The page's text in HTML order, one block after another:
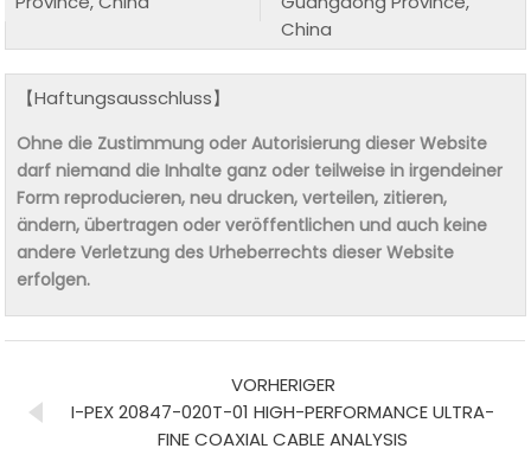
China
【Haftungsausschluss】
Ohne die Zustimmung oder Autorisierung dieser Website
darf niemand die Inhalte ganz oder teilweise in irgendeiner
Form reproducieren, neu drucken, verteilen, zitieren,
ändern, übertragen oder veröffentlichen und auch keine
andere Verletzung des Urheberrechts dieser Website
erfolgen.
VORHERIGER
I-PEX 20847-020T-01 HIGH-PERFORMANCE ULTRA-
FINE COAXIAL CABLE ANALYSIS